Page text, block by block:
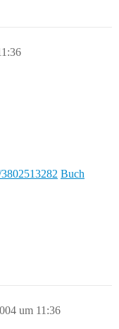
Buch
um 11:36